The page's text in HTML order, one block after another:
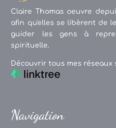
Claire Thomas oeuvre
afin qu'elles se libèrent de
guider les gens à
spirituelle.
Découvrir tous mes réseaux
Navigation